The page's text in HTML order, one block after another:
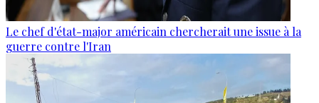
Le chef d'état-major américain chercherait une issue à la
guerre contre l'Iran